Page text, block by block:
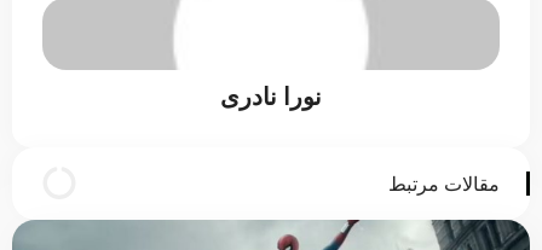
نورا نادری
مقالات مرتبط